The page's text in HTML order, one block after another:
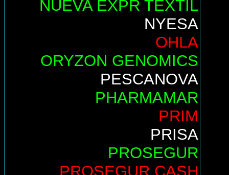
NUEVA EXPR TEXTIL
NYESA
OHLA
ORYZON GENOMICS
PESCANOVA
PHARMAMAR
PRIM
PRISA
PROSEGUR
PROSEGUR CASH